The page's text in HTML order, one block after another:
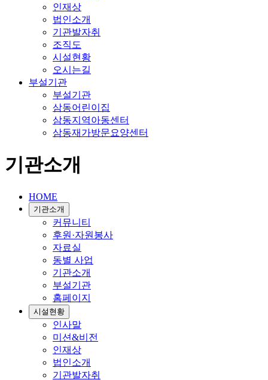
인재상
법인소개
기관발자취
조직도
시설현황
오시는길
부설기관
부설기관
삼동어린이집
삼동지역아동센터
삼동재가방문요양센터
기관소개
HOME
기관소개
커뮤니티
후원·자원봉사
자료실
동별 사업
기관소개
부설기관
홈페이지
시설현황
인사말
미션&비전
인재상
법인소개
기관발자취